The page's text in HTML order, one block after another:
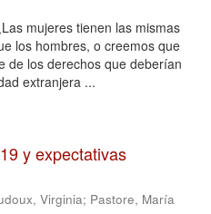
mujeres tienen las mismas
los hombres, o creemos que
de los derechos que deberían
extranjera ...
y expectativas
Virginia; Pastore, María